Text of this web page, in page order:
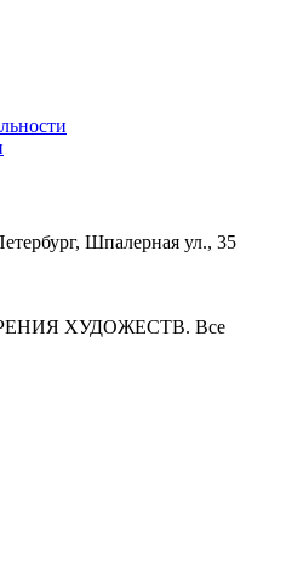
Шпалерная ул., 35
ХУДОЖЕСТВ. Все